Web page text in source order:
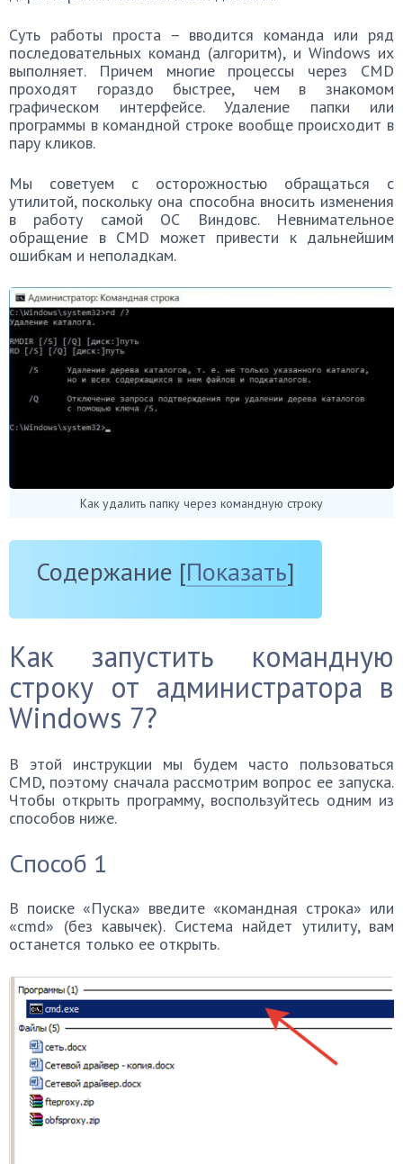
Суть работы проста – вводится команда или ряд
последовательных команд (алгоритм), и Windows их
выполняет. Причем многие процессы через CMD
проходят гораздо быстрее, чем в знакомом
графическом интерфейсе. Удаление папки или
программы в командной строке вообще происходит в
пару кликов.
Мы советуем с осторожностью обращаться с
утилитой, поскольку она способна вносить изменения
в работу самой ОС Виндовс. Невнимательное
обращение в CMD может привести к дальнейшим
ошибкам и неполадкам.
Как удалить папку через командную строку
Содержание [Показать]
Как запустить командную
строку от администратора в
Windows 7?
В этой инструкции мы будем часто пользоваться
CMD, поэтому сначала рассмотрим вопрос ее запуска.
Чтобы открыть программу, воспользуйтесь одним из
способов ниже.
Способ 1
В поиске «Пуска» введите «командная строка» или
«cmd» (без кавычек). Система найдет утилиту, вам
останется только ее открыть.